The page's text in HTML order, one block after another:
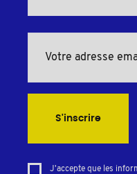
S'inscrire
J'accepte que les